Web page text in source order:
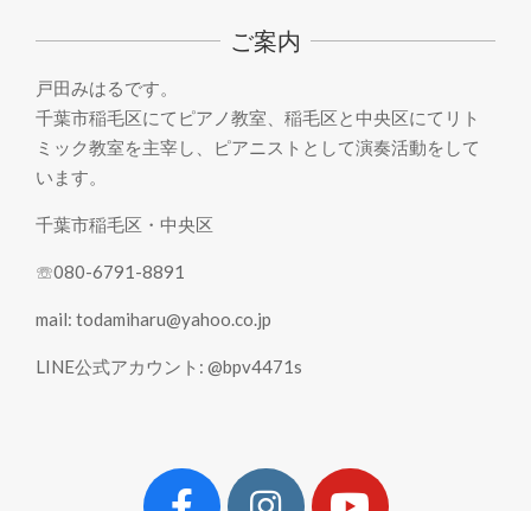
ご案内
戸田みはるです。
千葉市稲毛区にてピアノ教室、稲毛区と中央区にてリト
ミック教室を主宰し、ピアニストとして演奏活動をして
います。
千葉市稲毛区・中央区
☏080-6791-8891
mail: todamiharu@yahoo.co.jp
LINE公式アカウント: @bpv4471s